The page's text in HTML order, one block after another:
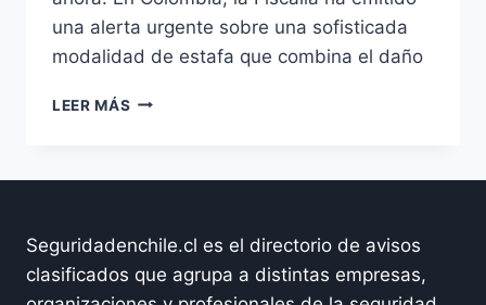
una alerta urgente sobre una sofisticada
modalidad de estafa que combina el daño
LEER MÁS ALERTA:
ESTACIONAMIENTOS
PÚBLICOS
(GUÍA
Seguridadenchile.cl es el directorio de avisos
clasificados que agrupa a distintas empresas,